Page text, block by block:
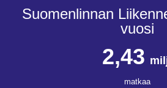
Suomenlinnan
vuosi
2,43
matkaa